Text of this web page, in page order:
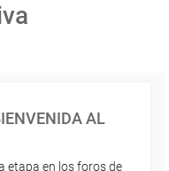
AL
etapa en los foros de